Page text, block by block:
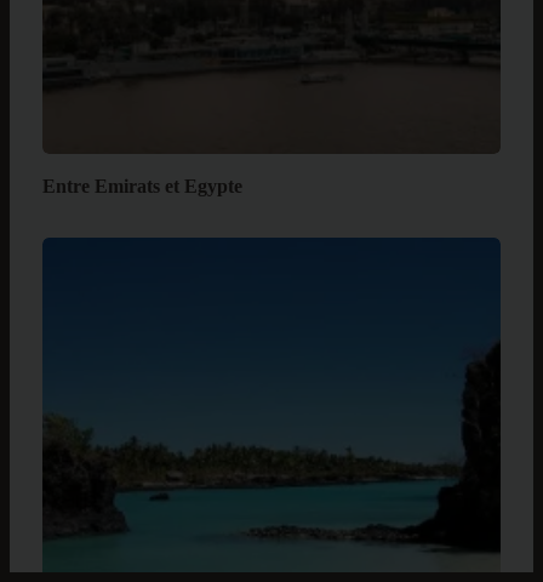
Entre Emirats et Egypte